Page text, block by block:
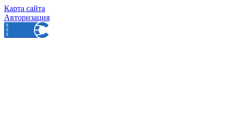
Карта сайта
Авторизация